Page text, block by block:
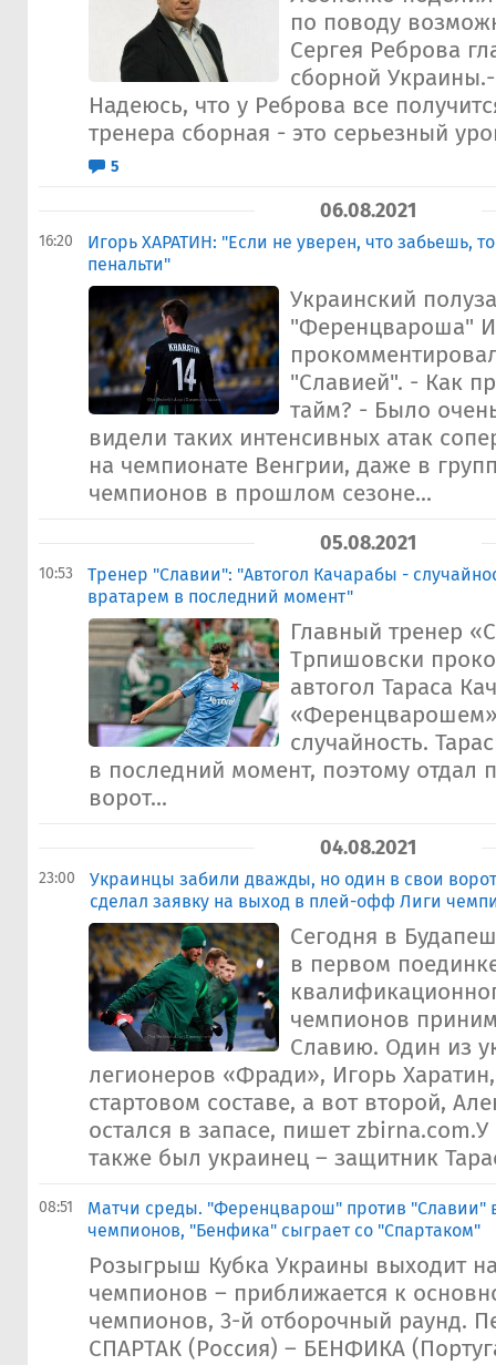
по поводу
Сергея Реброва
сборной
Надеюсь, что у Реброва все
тренера сборная - это серьезный
5
06.08.2021
16:20
Игорь ХАРАТИН: "Если не уверен, что забьешь,
пенальти"
Украинский
"Ференцвароша"
"Славией". - Как
тайм? - Было
видели таких интенсивных атак
на чемпионате Венгрии, даже в
чемпионов в прошлом сезоне...
05.08.2021
10:53
Тренер "Славии": "Автогол Качарабы -
вратарем в последний момент"
Главный тренер
Трпишовски
автогол Тараса
случайность.
в последний момент, поэтому отдал
ворот...
04.08.2021
23:00
Украинцы забили дважды, но один в свои
сделал заявку на выход в плей-офф Лиги
Сегодня в
в первом
чемпионов
Славию. Один из
легионеров «Фради», Игорь
стартовом составе, а вот второй,
остался в запасе, пишет zbirna.com.У
также был украинец – защитник
08:51
Матчи среды. "Ференцварош" против "Славии"
чемпионов, "Бенфика" сыграет со "Спартаком"
Розыгрыш Кубка Украины выходит
чемпионов – приближается к
чемпионов, 3-й отборочный раунд.
СПАРТАК (Россия) – БЕНФИКА